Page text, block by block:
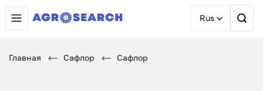
Rus
Главная Сафлор Сафлор